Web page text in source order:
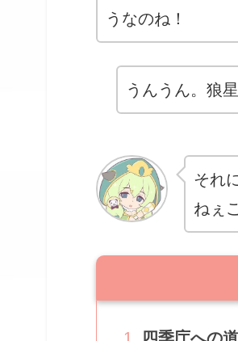
うなのね！
うんうん。狼
それ
ねぇ